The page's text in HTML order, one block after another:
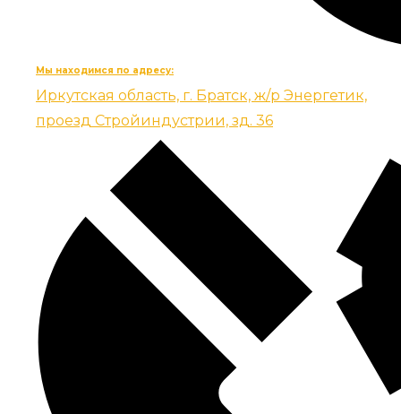
Мы находимся по адресу:
Иркутская область, г. Братск, ж/р Энергетик,
проезд Стройиндустрии, зд. 36